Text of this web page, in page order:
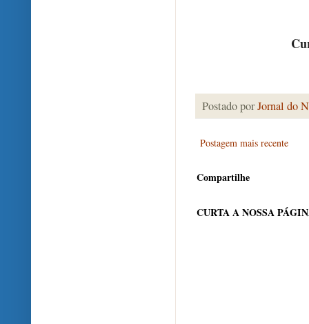
Postado porJornal do
Postagem mais recente
Compartilhe
CURTA A NOSSA